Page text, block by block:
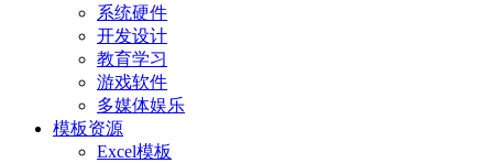
系统硬件
开发设计
教育学习
游戏软件
多媒体娱乐
模板资源
Excel模板